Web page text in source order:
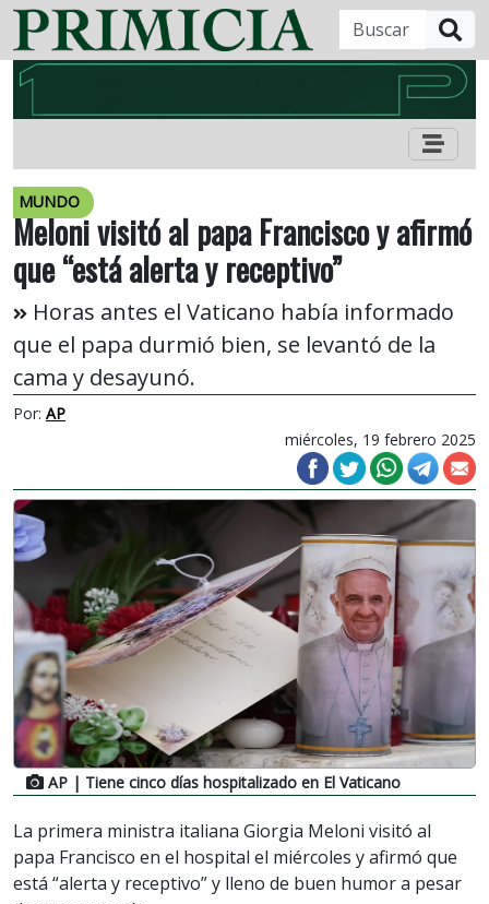
MUNDO
Meloni visitó al papa Francisco y afirmó
que “está alerta y receptivo”
Horas antes el Vaticano había informado
que el papa durmió bien, se levantó de la
cama y desayunó.
Por: AP
miércoles, 19 febrero 2025
AP | Tiene cinco días hospitalizado en El Vaticano
La primera ministra italiana Giorgia Meloni visitó al
papa Francisco en el hospital el miércoles y afirmó que
está “alerta y receptivo” y lleno de buen humor a pesar